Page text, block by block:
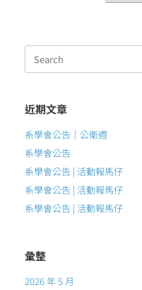
Search
for:
近期文章
系學會公告｜公衛週
系學會公告
系學會公告 | 活動報馬仔
系學會公告 | 活動報馬仔
系學會公告 | 活動報馬仔
彙整
2026 年 5 月